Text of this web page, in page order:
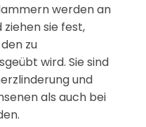
werden an
sie fest,
zu
wird. Sie sind
und
als auch bei